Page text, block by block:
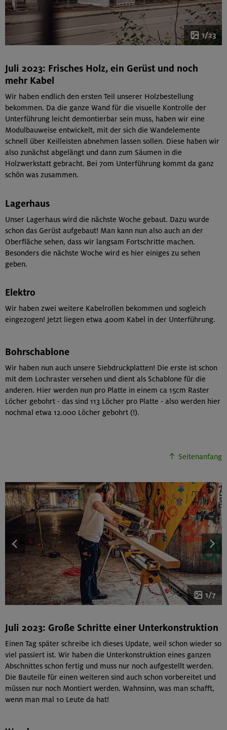
1/23
Juli 2023: Frisches Holz, ein Gerüst und noch
mehr Kabel
Wir haben endlich den ersten Teil unserer Holzbestellung
bekommen. Da die ganze Wand für die visuelle Kontrolle der
Unterführung leicht demontierbar sein muss, haben wir eine
Modulbauweise entwickelt, mit der sich die Wandelemente
schnell über Keilleisten abnehmen lassen sollen. Diese haben wir
also zunächst abgelängt und dann zum Säumen in die
Holzwerkstatt gebracht. Bei 70m Unterführung kommt da ganz
schön was zusammen.
Lagerhaus
Unser Lagerhaus wird die nächste Woche gebaut. Dazu wurde
schon das Gerüst aufgebaut! Man kann nun also auch an der
Oberfläche sehen, dass wir langsam Fortschritte machen.
Besonders die nächste Woche wird es hier einiges zu sehen
geben.
Elektro
Wir haben zwei weitere Kabelrollen bekommen und sogleich
eingezogen! Jetzt liegen etwa 400m Kabel in der Unterführung.
Bohrschablone
Wir haben nun auch unsere Siebdruckplatten! Die erste ist schon
mit dem Lochraster versehen und dient als Schablone für die
anderen. Hier werden nun pro Platte in einem ca 15cm Raster
Löcher gebohrt - das sind 113 Löcher pro Platte - also werden hier
nochmal etwa 12.000 Löcher gebohrt (!).
Seitenanfang
1/7
Juli 2023: Große Schritte einer Unterkonstruktion
Einen Tag später schreibe ich dieses Update, weil schon wieder so
viel passiert ist. Wir haben die Unterkonstruktion eines ganzen
Abschnittes schon fertig und muss nur noch aufgestellt werden.
Die Bauteile für einen weiteren sind auch schon vorbereitet und
müssen nur noch Montiert werden. Wahnsinn, was man schafft,
wenn man mal 10 Leute da hat!